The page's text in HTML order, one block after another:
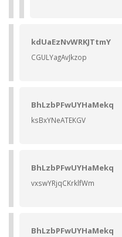
kdUaEzNvWRKJTtmY
CGULYagAvJkzop
BhLzbPFwUYHaMekq
ksBxYNeATEKGV
BhLzbPFwUYHaMekq
vxswYRjqCKrklfWm
BhLzbPFwUYHaMekq